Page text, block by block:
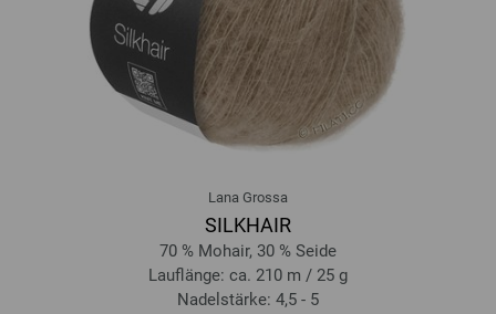
7293-Flieder | EAN: 4033493411028
7294-Rotviolett | EAN: 4033493411035
7295-Rot | EAN: 4033493411042
7296-Graugrün | EAN: 4033493411059
7297-Waldgrün | EAN: 4033493411066
Lana Grossa
SILKHAIR
70 % Mohair, 30 % Seide
Lauflänge: ca. 210 m / 25 g
Nadelstärke: 4,5 - 5